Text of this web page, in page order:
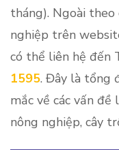
tháng). Ngoài
nghiệp trên
có thể liên hệ đến
1595. Đây là tổng
mắc về các vấn
nông nghiệp, cây